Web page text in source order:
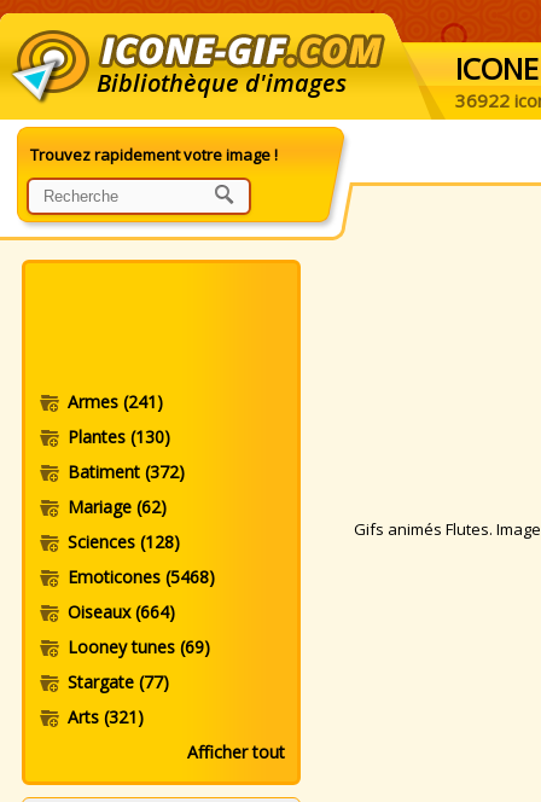
Bibliothèque d'images ICONE
36922
Trouvez rapidement votre image !
Armes (241)
Plantes (130)
Batiment (372)
Mariage (62)
Sciences (128)
Emoticones (5468)
Oiseaux(664)
Looney tunes (69)
Stargate (77)
Arts (321)
Afficher tout
Gifs animés Flutes.